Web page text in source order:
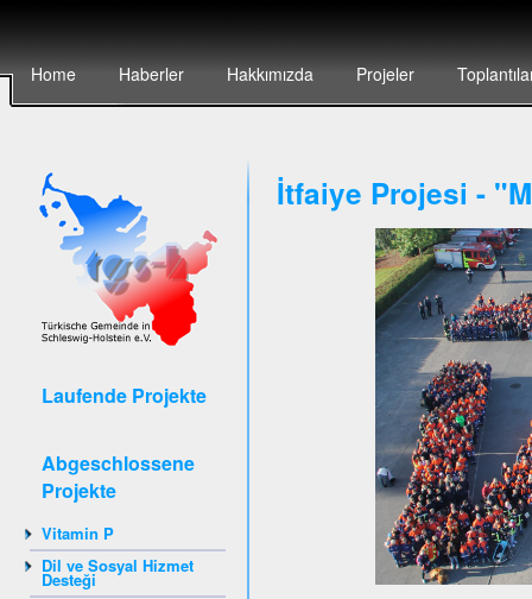
Home Haberler Hakkımızda Projeler
Laufende Projekte
Abgeschlossene
Projekte
Vitamin P
Dil ve Sosyal Hizmet
Desteği
İtfaiye Projesi -